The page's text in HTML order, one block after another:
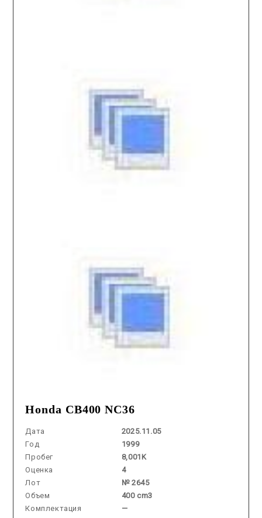
Honda CB400 NC36
Дата
2025.11.05
Год
1999
Пробег
8,001K
Оценка
4
Лот
№ 2645
Объем
400 cm3
Комплектация
—